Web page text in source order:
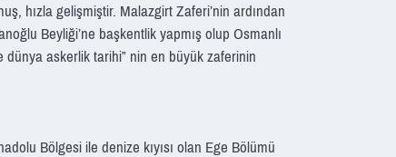
hızla gelişmiştir. Malazgirt Zaferi’nin ardından
Beyliği’ne başkentlik yapmış olup Osmanlı
askerlik tarihi” nin en büyük zaferinin
Bölgesi ile denize kıyısı olan Ege Bölümü